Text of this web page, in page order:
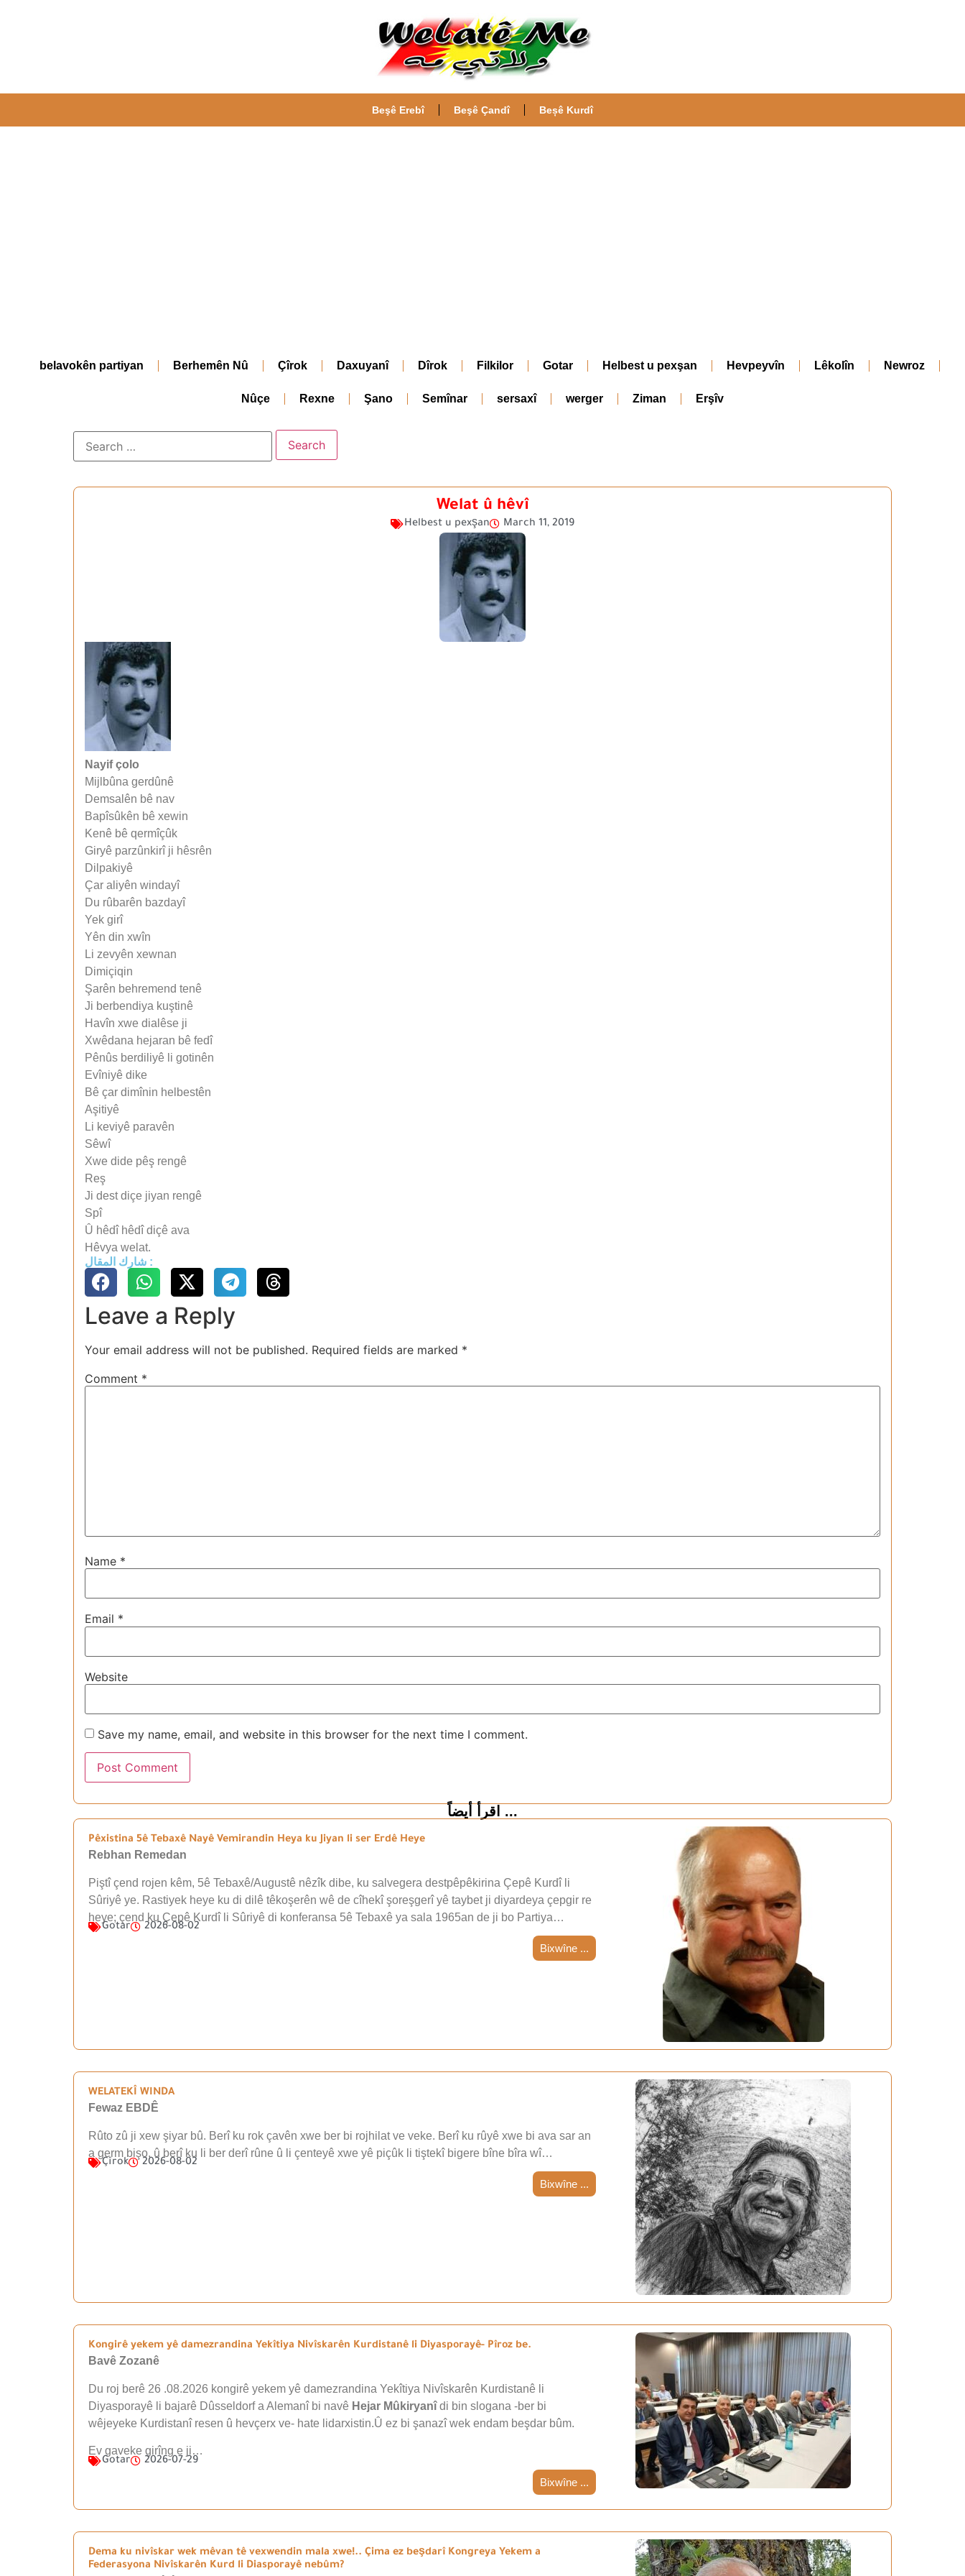
Beşê Erebî Beşê Çandî Beșê Kurdî
belavokên partiyan Berhemên Nû Çîrok Daxuyanî Dîrok Filkilor Gotar Helbest u pexşan Hevpeyvîn Lêkolîn Newroz
Nûçe Rexne Şano Semînar sersaxî werger Ziman Erşîv
Welat û hêvî
Helbest u pexşan March 11, 2019
Nayif çolo
Mijlbûna gerdûnê
Demsalên bê nav
Bapîsûkên bê xewin
Kenê bê qermîçûk
Giryê parzûnkirî ji hêsrên
Dilpakiyê
Çar aliyên windayî
Du rûbarên bazdayî
Yek girî
Yên din xwîn
Li zevyên xewnan
Dimiçiqin
Şarên behremend tenê
Ji berbendiya kuştinê
Havîn xwe dialêse ji
Xwêdana hejaran bê fedî
Pênûs berdiliyê li gotinên
Evîniyê dike
Bê çar dimînin helbestên
Aşitiyê
Li keviyê paravên
Sêwî
Xwe dide pêş rengê
Reş
Ji dest diçe jiyan rengê
Spî
Û hêdî hêdî diçê ava
Hêvya welat.
شارك المقال :
Leave a Reply
Your email address will not be published. Required fields are marked *
Comment *
Name *
Email *
Website
Save my name, email, and website in this browser for the next time I comment.
اقرأ أيضاً ...
Pêxistina 5ê Tebaxê Nayê Vemirandin Heya ku Jiyan li ser Erdê Heye
Rebhan Remedan
Piştî çend rojen kêm, 5ê Tebaxê/Augustê nêzîk dibe, ku salvegera destpêpêkirina Çepê Kurdî li
Sûriyê ye. Rastiyek heye ku di dilê têkoşerên wê de cîhekî şoreşgerî yê taybet ji diyardeya çepgir re
heye; çend ku Çepê Kurdî li Sûriyê di konferansa 5ê Tebaxê ya sala 1965an de ji bo Partiya…
Gotar 2026-08-02
Bixwîne ...
WELATEKÎ WINDA
Fewaz EBDÊ
Rûto zû ji xew şiyar bû. Berî ku rok çavên xwe ber bi rojhilat ve veke. Berî ku rûyê xwe bi ava sar an
a germ bişo, û berî ku li ber derî rûne û li çenteyê xwe yê piçûk li tiştekî bigere bîne bîra wî…
Çîrok 2026-08-02
Bixwîne ...
Kongirê yekem yê damezrandina Yekîtiya Nivîskarên Kurdistanê li Diyasporayê- Pîroz be.
Bavê Zozanê
Du roj berê 26 .08.2026 kongirê yekem yê damezrandina Yekîtiya Nivîskarên Kurdistanê li
Diyasporayê li bajarê Dûsseldorf a Alemanî bi navê Hejar Mûkiryanîdi bin slogana -ber bi
wêjeyeke Kurdistanî resen û hevçerx ve- hate lidarxistin.Û ez bi şanazî wek endam beşdar bûm.
Ev gaveke girîng e ji…
Gotar 2026-07-29
Bixwîne ...
Dema ku nivîskar wek mêvan tê vexwendin mala xwe!.. Çima ez beşdarî Kongreya Yekem a
Federasyona Nivîskarên Kurd li Diasporayê nebûm?